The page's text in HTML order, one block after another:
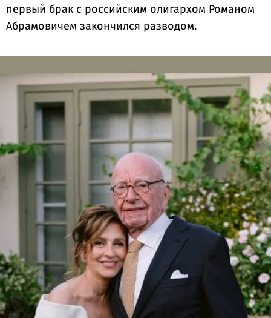
первый брак с российским олигархом Романом
Абрамовичем закончился разводом.